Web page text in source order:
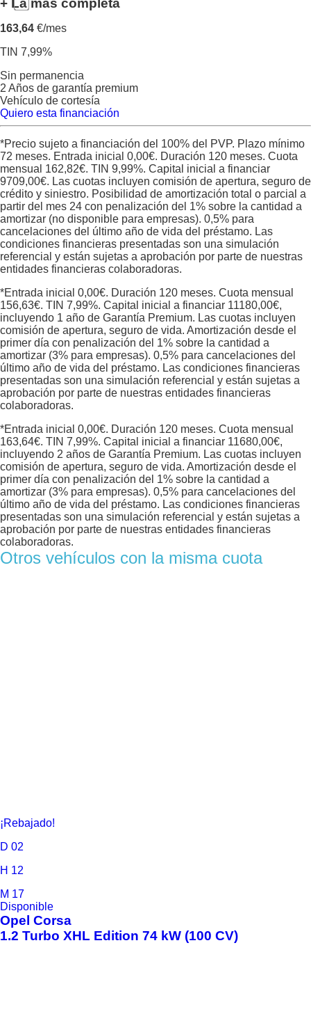
+ La más completa
163,64 €/mes
TIN 7,99%
Sin permanencia
2 Años de garantía premium
Vehículo de cortesía
Quiero esta financiación
*Precio sujeto a financiación del 100% del PVP. Plazo mínimo
72 meses. Entrada inicial 0,00€. Duración 120 meses. Cuota
mensual 162,82€. TIN 9,99%. Capital inicial a financiar
9709,00€. Las cuotas incluyen comisión de apertura, seguro de
crédito y siniestro. Posibilidad de amortización total o parcial a
partir del mes 24 con penalización del 1% sobre la cantidad a
amortizar (no disponible para empresas). 0,5% para
cancelaciones del último año de vida del préstamo. Las
condiciones financieras presentadas son una simulación
referencial y están sujetas a aprobación por parte de nuestras
entidades financieras colaboradoras.
*Entrada inicial 0,00€. Duración 120 meses. Cuota mensual
156,63€. TIN 7,99%. Capital inicial a financiar 11180,00€,
incluyendo 1 año de Garantía Premium. Las cuotas incluyen
comisión de apertura, seguro de vida. Amortización desde el
primer día con penalización del 1% sobre la cantidad a
amortizar (3% para empresas). 0,5% para cancelaciones del
último año de vida del préstamo. Las condiciones financieras
presentadas son una simulación referencial y están sujetas a
aprobación por parte de nuestras entidades financieras
colaboradoras.
*Entrada inicial 0,00€. Duración 120 meses. Cuota mensual
163,64€. TIN 7,99%. Capital inicial a financiar 11680,00€,
incluyendo 2 años de Garantía Premium. Las cuotas incluyen
comisión de apertura, seguro de vida. Amortización desde el
primer día con penalización del 1% sobre la cantidad a
amortizar (3% para empresas). 0,5% para cancelaciones del
último año de vida del préstamo. Las condiciones financieras
presentadas son una simulación referencial y están sujetas a
aprobación por parte de nuestras entidades financieras
colaboradoras.
Otros vehículos con la misma cuota
¡Rebajado!
D 02
H 12
M 17
Disponible
Opel Corsa
1.2 Turbo XHL Edition 74 kW (100 CV)